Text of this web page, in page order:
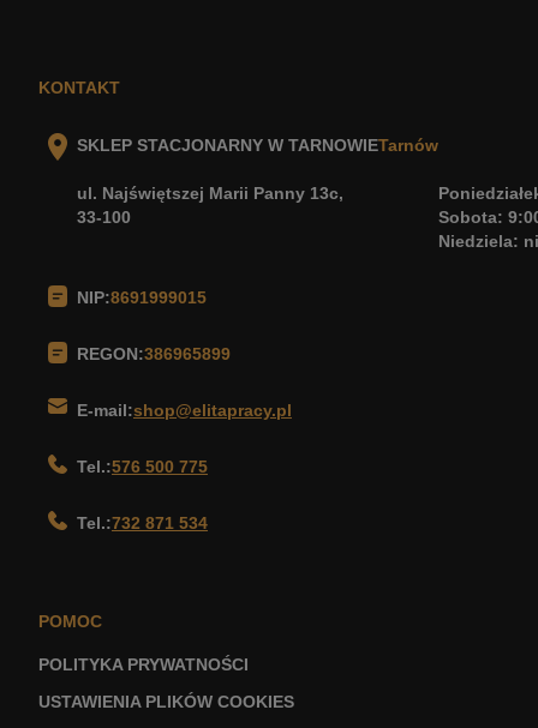
KONTAKT
SKLEP STACJONARNY W TARNOWIE
ul. Najświętszej Marii Panny 13c,
33-100
Tarnów
Sobota:
Niedziela:
NIP:8691999015
REGON:386965899
E-mail:shop@elitapracy.pl
Tel.:576 500 775
Tel.:732 871 534
POMOC
POLITYKA PRYWATNOŚCI
USTAWIENIA PLIKÓW COOKIES